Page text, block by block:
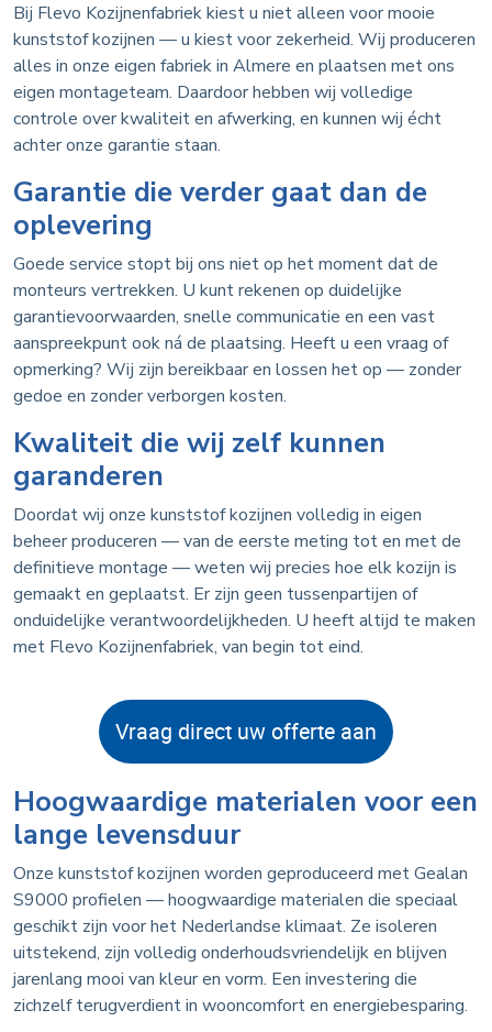
Bij Flevo Kozijnenfabriek kiest u niet alleen voor mooie
kunststof kozijnen — u kiest voor zekerheid. Wij produceren
alles in onze eigen fabriek in Almere en plaatsen met ons
eigen montageteam. Daardoor hebben wij volledige
controle over kwaliteit en afwerking, en kunnen wij écht
achter onze garantie staan.
Garantie die verder gaat dan de
oplevering
Goede service stopt bij ons niet op het moment dat de
monteurs vertrekken. U kunt rekenen op duidelijke
garantievoorwaarden, snelle communicatie en een vast
aanspreekpunt ook ná de plaatsing. Heeft u een vraag of
opmerking? Wij zijn bereikbaar en lossen het op — zonder
gedoe en zonder verborgen kosten.
Kwaliteit die wij zelf kunnen
garanderen
Doordat wij onze kunststof kozijnen volledig in eigen
beheer produceren — van de eerste meting tot en met de
definitieve montage — weten wij precies hoe elk kozijn is
gemaakt en geplaatst. Er zijn geen tussenpartijen of
onduidelijke verantwoordelijkheden. U heeft altijd te maken
met Flevo Kozijnenfabriek, van begin tot eind.
Vraag direct uw offerte aan
Hoogwaardige materialen voor een
lange levensduur
Onze kunststof kozijnen worden geproduceerd met Gealan
S9000 profielen — hoogwaardige materialen die speciaal
geschikt zijn voor het Nederlandse klimaat. Ze isoleren
uitstekend, zijn volledig onderhoudsvriendelijk en blijven
jarenlang mooi van kleur en vorm. Een investering die
zichzelf terugverdient in wooncomfort en energiebesparing.